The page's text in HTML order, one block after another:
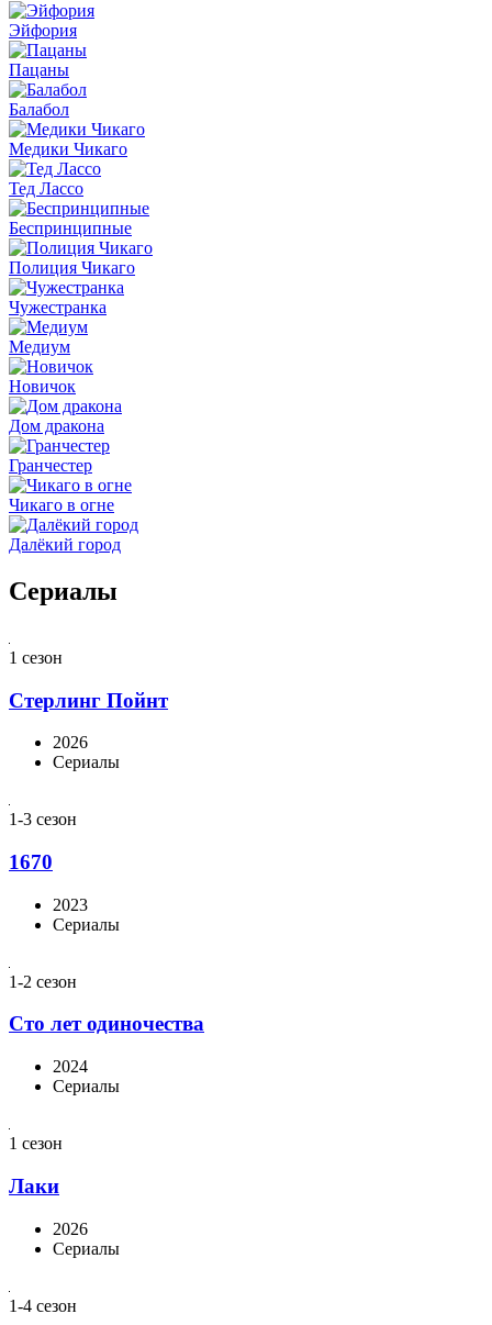
Эйфория
Пацаны
Балабол
Медики Чикаго
Тед Лассо
Беспринципные
Полиция Чикаго
Чужестранка
Медиум
Новичок
Дом дракона
Гранчестер
Чикаго в огне
Далёкий город
Сериалы
1 сезон
Стерлинг Пойнт
2026
Сериалы
1-3 сезон
1670
2023
Сериалы
1-2 сезон
Сто лет одиночества
2024
Сериалы
1 сезон
Лаки
2026
Сериалы
1-4 сезон